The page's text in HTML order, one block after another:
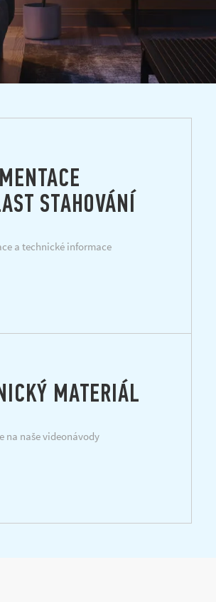
STAHOVÁNÍ
a technické informace
MATERIÁL
na naše videonávody